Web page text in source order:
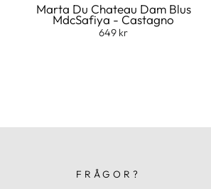
Marta Du Chateau Dam Blus
MdcSafiya - Castagno
649 kr
FRÅGOR?